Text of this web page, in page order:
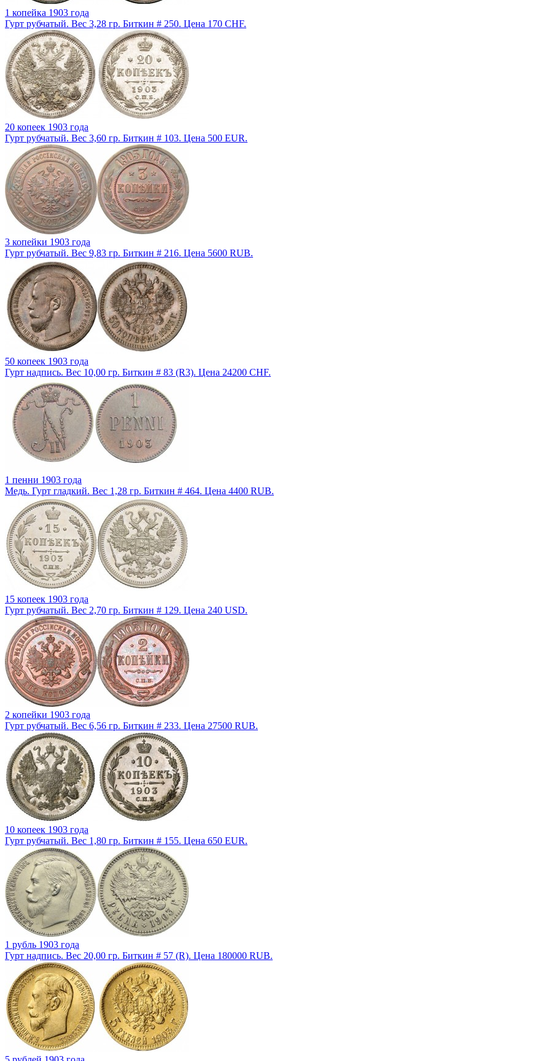
1 копейка 1903 года
Гурт рубчатый. Вес 3,28 гр. Биткин # 250. Цена 170 CHF.
20 копеек 1903 года
Гурт рубчатый. Вес 3,60 гр. Биткин # 103. Цена 500 EUR.
3 копейки 1903 года
Гурт рубчатый. Вес 9,83 гр. Биткин # 216. Цена 5600 RUB.
50 копеек 1903 года
Гурт надпись. Вес 10,00 гр. Биткин # 83 (R3). Цена 24200 CHF.
1 пенни 1903 года
Медь. Гурт гладкий. Вес 1,28 гр. Биткин # 464. Цена 4400 RUB.
15 копеек 1903 года
Гурт рубчатый. Вес 2,70 гр. Биткин # 129. Цена 240 USD.
2 копейки 1903 года
Гурт рубчатый. Вес 6,56 гр. Биткин # 233. Цена 27500 RUB.
10 копеек 1903 года
Гурт рубчатый. Вес 1,80 гр. Биткин # 155. Цена 650 EUR.
1 рубль 1903 года
Гурт надпись. Вес 20,00 гр. Биткин # 57 (R). Цена 180000 RUB.